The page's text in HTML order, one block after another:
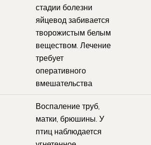
стадии болезни
яйцевод забивается
творожистым белым
веществом. Лечение
требует
оперативного
вмешательства
Воспаление труб,
матки, брюшины. У
птиц наблюдается